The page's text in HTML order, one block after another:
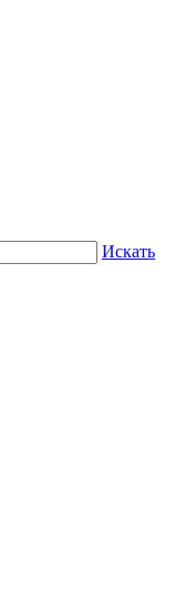
Искать